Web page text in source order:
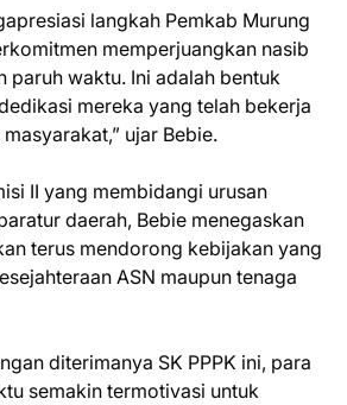
langkah Pemkab Murung
memperjuangkan nasib
paruh waktu. Ini adalah bentuk
mereka yang telah bekerja
ujar Bebie.
II yang membidangi urusan
daerah, Bebie menegaskan
terus mendorong kebijakan yang
ASN maupun tenaga
diterimanya SK PPPK ini, para
semakin termotivasi untuk